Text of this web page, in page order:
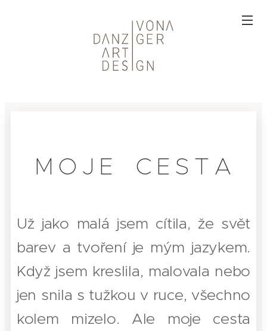
M O J E C E S T A
Už jako malá jsem cítila, že svět
barev a tvoření je mým jazykem.
Když jsem kreslila, malovala nebo
jen snila s tužkou v ruce, všechno
kolem mizelo. Ale moje cesta